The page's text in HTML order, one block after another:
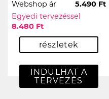
Webshop ár
5.490 Ft
Egyedi tervezéssel
8.480 Ft
részletek
INDULHAT A
TERVEZÉS